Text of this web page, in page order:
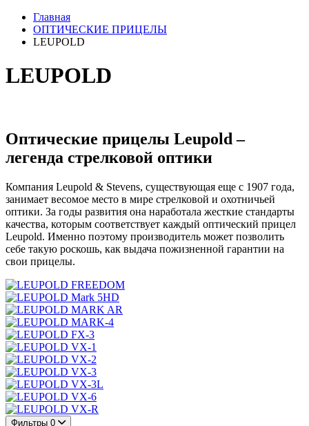
Главная
ОПТИЧЕСКИЕ ПРИЦЕЛЫ
LEUPOLD
LEUPOLD
Оптические прицелы Leupold –
легенда стрелковой оптики
Компания Leupold & Stevens, существующая еще с 1907 года,
занимает весомое место в мире стрелковой и охотничьей
оптики. За годы развития она наработала жесткие стандарты
качества, которым соответствует каждый оптический прицел
Leupold. Именно поэтому производитель может позволить
себе такую роскошь, как выдача пожизненной гарантии на
свои прицелы.
FREEDOM
Mark 5HD
MARK AR
MARK-4
FX-3
VX-1
VX-2
VX-3
VX-3L
VX-6
VX-R
Фильтры 0